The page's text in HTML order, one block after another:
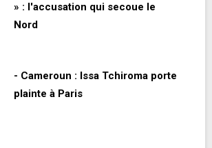
» : l'accusation qui secoue le
Nord
- Cameroun : Issa Tchiroma porte
plainte à Paris